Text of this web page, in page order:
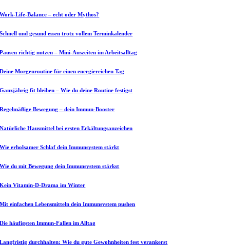
Work-Life-Balance – echt oder Mythos?
Schnell und gesund essen trotz vollem Terminkalender
Pausen richtig nutzen – Mini-Auszeiten im Arbeitsalltag
Deine Morgenroutine für einen energiereichen Tag
Ganzjährig fit bleiben – Wie du deine Routine festigst
Regelmäßige Bewegung – dein Immun-Booster
Natürliche Hausmittel bei ersten Erkältungsanzeichen
Wie erholsamer Schlaf dein Immunsystem stärkt
Wie du mit Bewegung dein Immunsystem stärkst
Kein Vitamin-D-Drama im Winter
Mit einfachen Lebensmitteln dein Immunsystem pushen
Die häufigsten Immun-Fallen im Alltag
Langfristig durchhalten: Wie du gute Gewohnheiten fest verankerst